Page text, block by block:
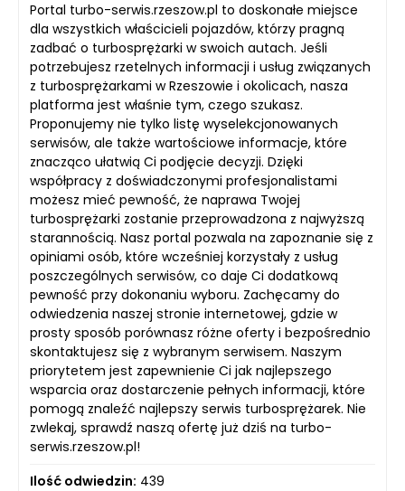
Portal turbo-serwis.rzeszow.pl to doskonałe miejsce
dla wszystkich właścicieli pojazdów, którzy pragną
zadbać o turbosprężarki w swoich autach. Jeśli
potrzebujesz rzetelnych informacji i usług związanych
z turbosprężarkami w Rzeszowie i okolicach, nasza
platforma jest właśnie tym, czego szukasz.
Proponujemy nie tylko listę wyselekcjonowanych
serwisów, ale także wartościowe informacje, które
znacząco ułatwią Ci podjęcie decyzji. Dzięki
współpracy z doświadczonymi profesjonalistami
możesz mieć pewność, że naprawa Twojej
turbosprężarki zostanie przeprowadzona z najwyższą
starannością. Nasz portal pozwala na zapoznanie się z
opiniami osób, które wcześniej korzystały z usług
poszczególnych serwisów, co daje Ci dodatkową
pewność przy dokonaniu wyboru. Zachęcamy do
odwiedzenia naszej stronie internetowej, gdzie w
prosty sposób porównasz różne oferty i bezpośrednio
skontaktujesz się z wybranym serwisem. Naszym
priorytetem jest zapewnienie Ci jak najlepszego
wsparcia oraz dostarczenie pełnych informacji, które
pomogą znaleźć najlepszy serwis turbosprężarek. Nie
zwlekaj, sprawdź naszą ofertę już dziś na turbo-
serwis.rzeszow.pl!
Ilość odwiedzin: 439